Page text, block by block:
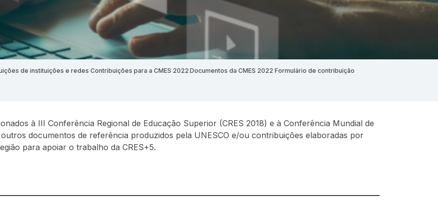
de instituições e redes Contribuições para a CMES 2022 Documentos da CMES 2022 Formulário de contribuição
à III Conferência Regional de Educação Superior (CRES 2018) e à Conferência Mundial de
documentos de referência produzidos pela UNESCO e/ou contribuições elaboradas por
para apoiar o trabalho da CRES+5.